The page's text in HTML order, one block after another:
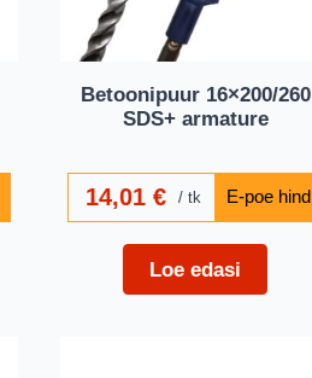
Betoonipuur 16×200/260
SDS+ armature
14,01 € tk
Loe edasi